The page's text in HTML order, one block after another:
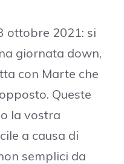
ottobre 2021: si
giornata down,
con Marte che
Queste
la vostra
a causa di
semplici da